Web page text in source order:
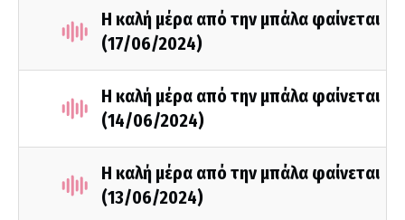
Η καλή μέρα από την μπάλα φαίνεται
(17/06/2024)
Η καλή μέρα από την μπάλα φαίνεται
(14/06/2024)
Η καλή μέρα από την μπάλα φαίνεται
(13/06/2024)